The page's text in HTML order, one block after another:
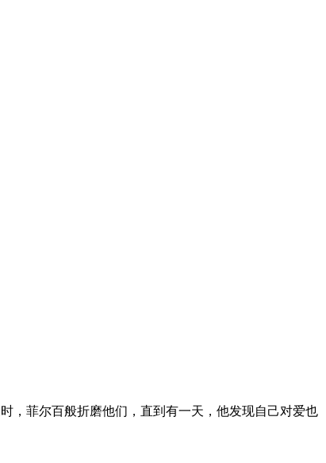
，菲尔百般折磨他们，直到有一天，他发现自己对爱也